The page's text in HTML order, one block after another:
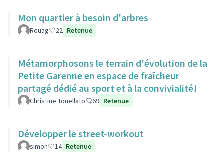
Mon quartier à besoin d'arbres
Rouag 22 Retenue
Métamorphosons le terrain d'évolution de la
Petite Garenne en espace de fraîcheur
partagé dédié au sport et à la convivialité!
Christine Tonellato 69 Retenue
Développer le street-workout
simon 14 Retenue